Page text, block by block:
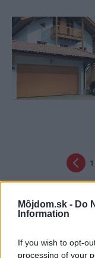
Môjdom.sk - Do
Information
If you wish to opt-
processing of your
1